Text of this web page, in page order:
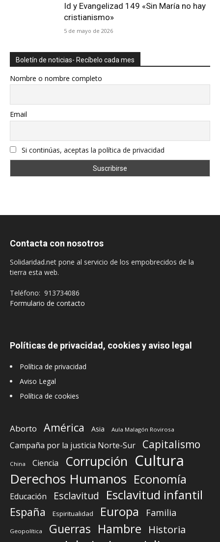
Id y Evangelizad 149 «Sin María no hay
cristianismo»
5 de mayo de 2026
Boletín de noticias- Recíbelo cada mes
Nombre o nombre completo
Email
Si continúas, aceptas la política de privacidad
Contacta con nosotros
Solidaridad.net pone al servicio de los empobrecidos de la
tierra esta web.
Teléfono: 913734086
Formulario de contacto
Políticas de privacidad, cookies y aviso legal
Política de privacidad
Aviso Legal
Política de cookies
Aborto América Asia Aula Malagón Rovirosa
Campaña por la justicia Norte-Sur Capitalismo
China Ciencia Corrupción Cultura
Derechos Humanos Economía
Educación Esclavitud Esclavitud infantil
España Espiritualidad Europa Familia
Geopolítica Guerras Hambre Historia